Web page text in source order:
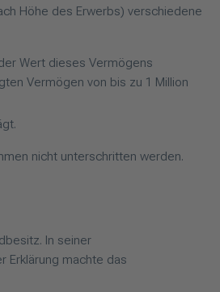
Höhe des Erwerbs) verschiedene
Wert dieses Vermögens
Vermögen von bis zu 1 Million
nicht unterschritten werden.
In seiner
Erklärung machte das